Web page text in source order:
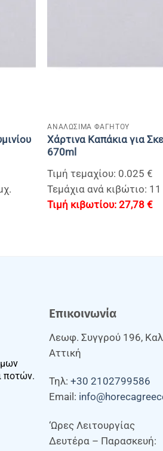
ΑΝΑΛΩΣΙΜΑ ΦΑΓΗΤΟΥ
Χάρτινα Καπάκια για
670ml
Τιμή τεμαχίου: 0.025 €
Τεμάχια ανά κιβώτιο:
27,78€
ποτών.
Επικοινωνία
Λεωφ. Συγγρού 196,
Αττική
Τηλ: +30 2102799586
Email:
‘Ωρες Λειτουργίας
Δευτέρα – Παρασκευή: